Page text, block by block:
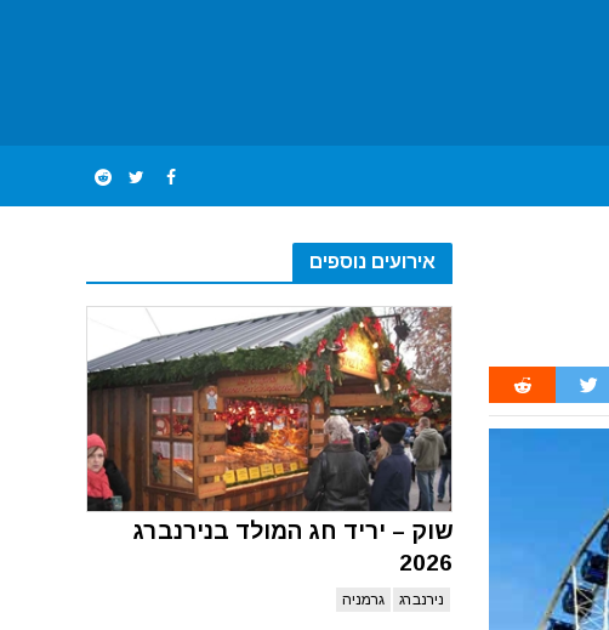
אירועים נוספים
שוק – יריד חג המולד בנירנברג
2026
נירנברג גרמניה